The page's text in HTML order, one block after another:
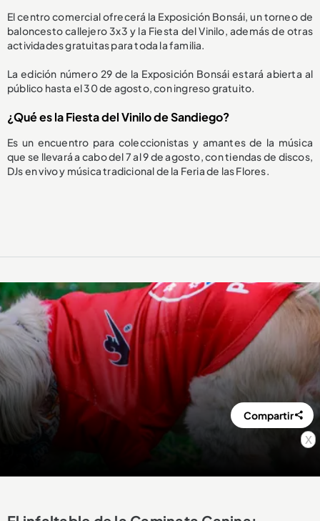
x
El centro comercial ofrecerá la Exposición Bonsái, un torneo de
baloncesto callejero 3x3 y la Fiesta del Vinilo, además de otras
actividades gratuitas para toda la familia.
La edición número 29 de la Exposición Bonsái estará abierta al
público hasta el 30 de agosto, con ingreso gratuito.
¿Qué es la Fiesta del Vinilo de Sandiego?
Es un encuentro para coleccionistas y amantes de la música
que se llevará a cabo del 7 al 9 de agosto, con tiendas de discos,
DJs en vivo y música tradicional de la Feria de las Flores.
Compartir